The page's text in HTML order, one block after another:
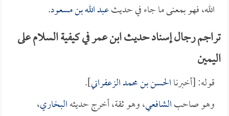
الله، فهو بمعنى ما جاء في حديثعبد الله بن مسعود.
تراجم رجال إسناد حديث ابن عمر في كيفية السلام على
اليمين
قوله: [أخبرناالحسن بن محمد الزعفراني].
وهو صاحبالشافعي، وهو ثقة، أخرج حديثهالبخاري،